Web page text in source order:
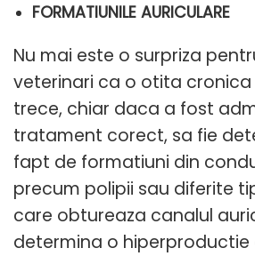
FORMATIUNILE AURICULARE
Nu mai este o surpriza
veterinari ca o otita cronica
trece, chiar daca a fost
tratament corect, sa fie
fapt de formatiuni din
precum polipii sau diferite
care obtureaza canalul
determina o hiperproductie